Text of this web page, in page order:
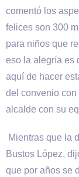
comentó los
felices son 300
para niños que
eso la alegría es
aquí de hacer
del convenio con
alcalde con su
Mientras que la
Bustos López,
que por años se